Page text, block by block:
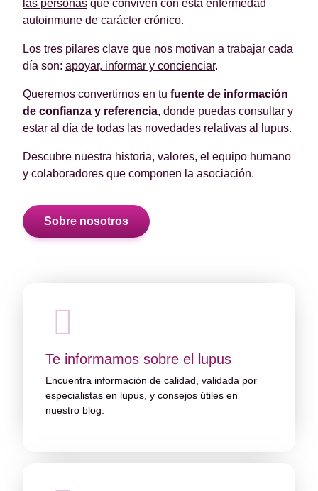
las personas que conviven con esta enfermedad
autoinmune de carácter crónico.
Los tres pilares clave que nos motivan a trabajar cada
día son: apoyar, informar y concienciar.
Queremos convertirnos en tu fuente de información
de confianza y referencia, donde puedas consultar y
estar al día de todas las novedades relativas al lupus.
Descubre nuestra historia, valores, el equipo humano
y colaboradores que componen la asociación.
Sobre nosotros
Te informamos sobre el lupus
Encuentra información de calidad, validada por
especialistas en lupus, y consejos útiles en
nuestro blog.